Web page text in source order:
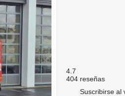
4.7
404 reseñas
Suscribirse al